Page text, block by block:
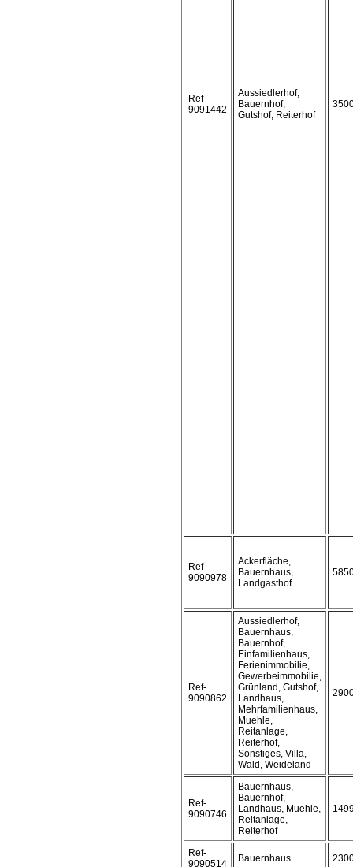
Ref-
9091442
Aussiedlerhof,
Bauernhof,
Gutshof, Reiterhof
Ref-
9090978
Ackerfläche,
Bauernhaus,
Landgasthof
Ref-
9090862
Aussiedlerhof,
Bauernhaus,
Bauernhof,
Einfamilienhaus,
Ferienimmobilie,
Gewerbeimmobilie,
Grünland, Gutshof,
Landhaus,
Mehrfamilienhaus,
Muehle,
Reitanlage,
Reiterhof,
Sonstiges, Villa,
Wald, Weideland
Ref-
9090746
Bauernhaus,
Bauernhof,
Landhaus, Muehle,
Reitanlage,
Reiterhof
Ref-
9090514
Bauernhaus